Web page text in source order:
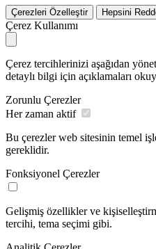
Çerezleri Özelleştir Hepsini
Çerez Kullanımı
Çerez tercihlerinizi aşağıdan
detaylı bilgi için açıklamaları
Zorunlu Çerezler
Her zaman aktif
Bu çerezler web sitesinin temel
gereklidir.
Fonksiyonel Çerezler
Gelişmiş özellikler ve
tercihi, tema seçimi gibi.